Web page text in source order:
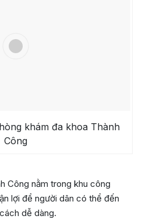
khám đa khoa Thành
Công
Công nằm trong khu công
lợi để người dân có thể đến
dễ dàng.